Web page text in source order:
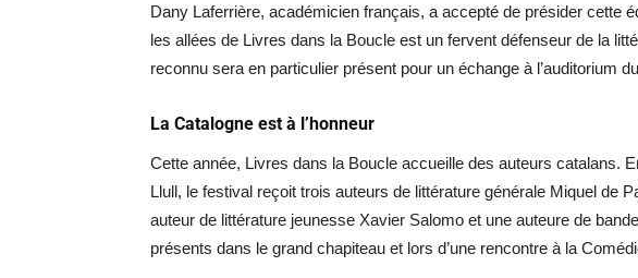
Dany Laferrière, académicien français, a accepté de présider cette
les allées de Livres dans la Boucle est un fervent défenseur de la
reconnu sera en particulier présent pour un échange à l’auditorium
La Catalogne est à l’honneur
Cette année, Livres dans la Boucle accueille des auteurs catalans.
Llull, le festival reçoit trois auteurs de littérature générale Miquel de
auteur de littérature jeunesse Xavier Salomo et une auteure de
présents dans le grand chapiteau et lors d’une rencontre à la